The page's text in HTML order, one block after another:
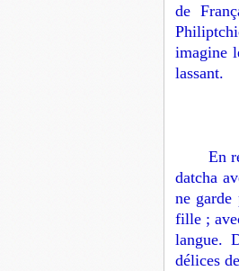
de
imagine
lassant.
En
datcha
ne garde
fille ;
langue.
délices